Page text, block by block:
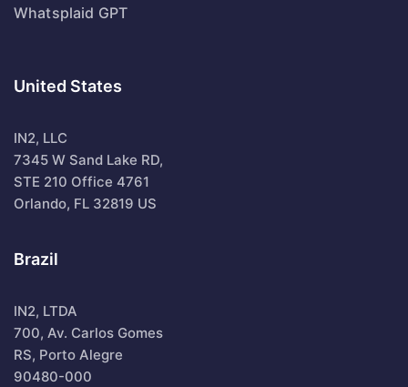
Whatsplaid GPT
United States
IN2, LLC
7345 W Sand Lake RD,
STE 210 Office 4761
Orlando, FL 32819 US
Brazil
IN2, LTDA
700, Av. Carlos Gomes
RS, Porto Alegre
90480-000